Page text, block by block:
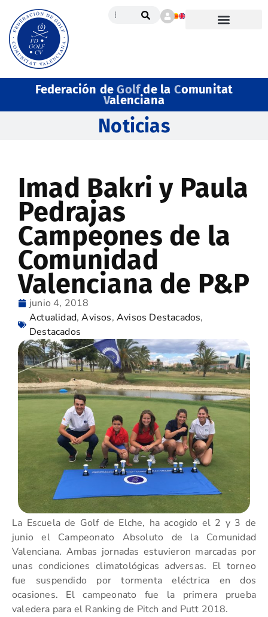
Federación deGolfde la Comunitat
Valenciana
Noticias
Imad Bakri y Paula
Pedrajas
Campeones de la
Comunidad
Valenciana de P&P
junio 4, 2018
Actualidad,Avisos,Avisos Destacados,
Destacados
La Escuela de Golf de Elche, ha acogido el 2 y 3 de
junio el Campeonato Absoluto de la Comunidad
Valenciana. Ambas jornadas estuvieron marcadas por
unas condiciones climatológicas adversas. El torneo
fue suspendido por tormenta eléctrica en dos
ocasiones. El campeonato fue la primera prueba
valedera para el Ranking de Pitch and Putt 2018.